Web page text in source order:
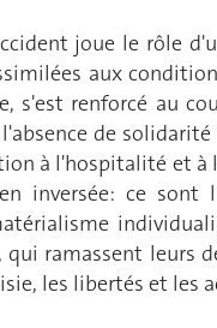
joue le rôle
aux
s'est renforcé au
de
à l'hospitalité et
inversée: ce sont
qui ramassent leurs
les libertés et les